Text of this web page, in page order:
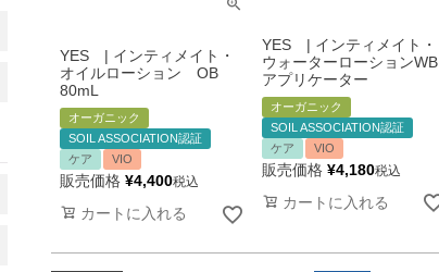
YES | インティメイト・
オイルローション OB
80mL
オーガニック
SOIL ASSOCIATION認証
ケア
VIO
販売価格 ¥4,400税込
カートに入れる
YES | インティメイト・
ウォーターローションWB
アプリケーター
オーガニック
SOIL ASSOCIATION認証
ケア
VIO
販売価格 ¥4,180税込
カートに入れる